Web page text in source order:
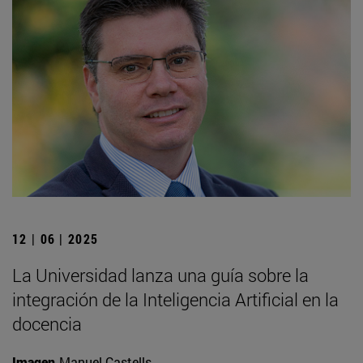
12 | 06 | 2025
La Universidad lanza una guía sobre la
integración de la Inteligencia Artificial en la
docencia